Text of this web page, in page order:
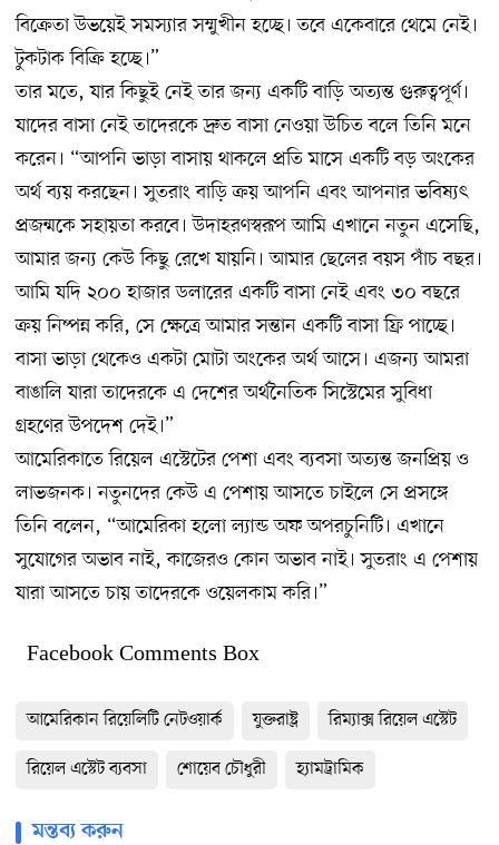
বিক্রেতা উভয়েই সমস্যার সম্মুখীন হচ্ছে। তবে একেবারে থেমে নেই।
টুকটাক বিক্রি হচ্ছে।”
তার মতে, যার কিছুই নেই তার জন্য একটি বাড়ি অত্যন্ত গুরুত্বপূর্ণ।
যাদের বাসা নেই তাদেরকে দ্রুত বাসা নেওয়া উচিত বলে তিনি মনে
করেন। “আপনি ভাড়া বাসায় থাকলে প্রতি মাসে একটি বড় অংকের
অর্থ ব্যয় করছেন। সুতরাং বাড়ি ক্রয় আপনি এবং আপনার ভবিষ্যৎ
প্রজন্মকে সহায়তা করবে। উদাহরণস্বরূপ আমি এখানে নতুন এসেছি,
আমার জন্য কেউ কিছু রেখে যায়নি। আমার ছেলের বয়স পাঁচ বছর।
আমি যদি ২০০ হাজার ডলারের একটি বাসা নেই এবং ৩০ বছরে
ক্রয় নিষ্পন্ন করি, সে ক্ষেত্রে আমার সন্তান একটি বাসা ফ্রি পাচ্ছে।
বাসা ভাড়া থেকেও একটা মোটা অংকের অর্থ আসে। এজন্য আমরা
বাঙালি যারা তাদেরকে এ দেশের অর্থনৈতিক সিস্টেমের সুবিধা
গ্রহণের উপদেশ দেই।”
আমেরিকাতে রিয়েল এস্টেটের পেশা এবং ব্যবসা অত্যন্ত জনপ্রিয় ও
লাভজনক। নতুনদের কেউ এ পেশায় আসতে চাইলে সে প্রসঙ্গে
তিনি বলেন, “আমেরিকা হলো ল্যান্ড অফ অপরচুনিটি। এখানে
সুযোগের অভাব নাই, কাজেরও কোন অভাব নাই। সুতরাং এ পেশায়
যারা আসতে চায় তাদেরকে ওয়েলকাম করি।”
Facebook Comments Box
আমেরিকান রিয়েলিটি নেটওয়ার্ক যুক্তরাষ্ট্র
রিম্যাক্স রিয়েল এস্টেট
রিয়েল এস্টেট ব্যবসা
শোয়েব চৌধুরী হ্যামট্রামিক
মন্তব্য করুন